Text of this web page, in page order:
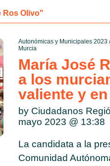
Ros Olivo"
Autonómicas y Municipales 2023
Murcia
María José
a los
valiente y
by Ciudadanos
mayo 2023 @ 13:38
La candidata a la
Comunidad